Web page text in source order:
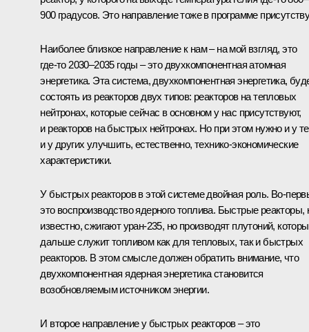
900 градусов. Это направление тоже в программе
Наиболее близкое направление к нам – на мой взгляд, это
где‑то 2030–2035 годы – это двухкомпонентная атомная
энергетика. Эта система, двухкомпонентная энергетика,
состоять из реакторов двух типов: реакторов на тепловых
нейтронах, которые сейчас в основном у нас присутствуют,
и реакторов на быстрых нейтронах. Но при этом нужно и у
и у других улучшить, естественно, технико‑экономические
характеристики.
У быстрых реакторов в этой системе двойная роль.
это воспроизводство ядерного топлива. Быстрые реакторы,
известно, сжигают уран‑235, но производят плутоний,
дальше служит топливом как для тепловых, так и быстрых
реакторов. В этом смысле должен обратить внимание, что
двухкомпонентная ядерная энергетика становится
возобновляемым источником энергии.
И второе направление у быстрых реакторов – это